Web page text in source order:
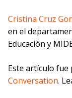
Cristina Cruz
en el
Educación y
Este artículo
Conversation.